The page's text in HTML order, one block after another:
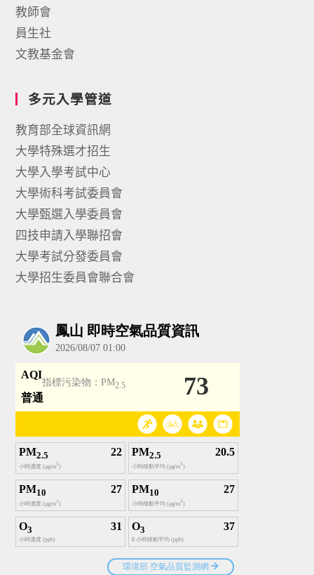
教師會
員生社
文教基金會
多元入學管道
教育部全球資訊網
大學特殊選才招生
大學入學考試中心
大學術科考試委員會
大學甄選入學委員會
四技申請入學聯招會
大學考試分發委員會
大學招生委員會聯合會